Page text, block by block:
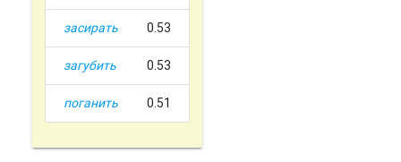
засирать 0.53
загубить 0.53
поганить 0.51